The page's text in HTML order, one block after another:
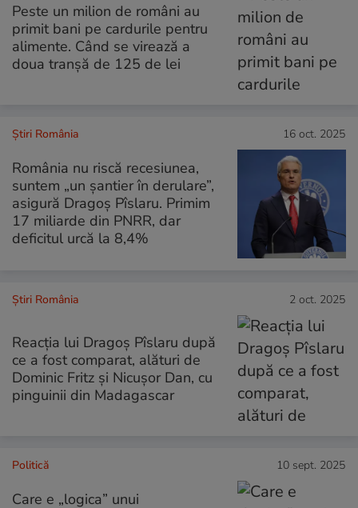
Peste un milion de români au
primit bani pe cardurile pentru
alimente. Când se virează a
doua tranșă de 125 de lei
Știri România 16 oct. 2025
România nu riscă recesiunea,
suntem „un șantier în derulare”,
asigură Dragoș Pîslaru. Primim
17 miliarde din PNRR, dar
deficitul urcă la 8,4%
Știri România 2 oct. 2025
Reacția lui Dragoș Pîslaru după
ce a fost comparat, alături de
Dominic Fritz și Nicușor Dan, cu
pinguinii din Madagascar
Politică 10 sept. 2025
Care e „logica” unui